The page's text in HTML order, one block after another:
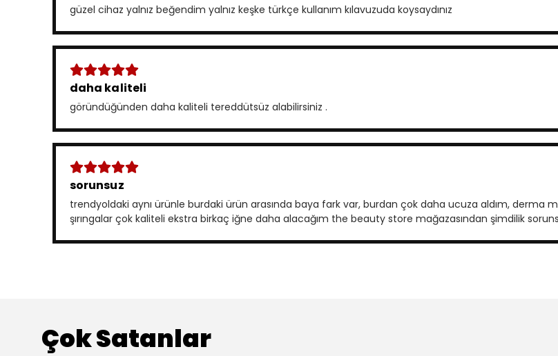
güzel cihaz yalnız beğendim yalnız keşke türkçe kullanım kılavuzuda koysaydınız
daha kaliteli
göründüğünden daha kaliteli tereddütsüz alabilirsiniz .
sorunsuz
trendyoldaki aynı ürünle burdaki ürün arasında baya fark var, burdan çok daha ucuza aldım, derma
şırıngalar çok kaliteli ekstra birkaç iğne daha alacağım the beauty store mağazasından şimdilik
Çok Satanlar